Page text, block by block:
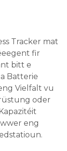
Tracker mat
fir
bitt e
Batterie
Vielfalt vu
oder
eng